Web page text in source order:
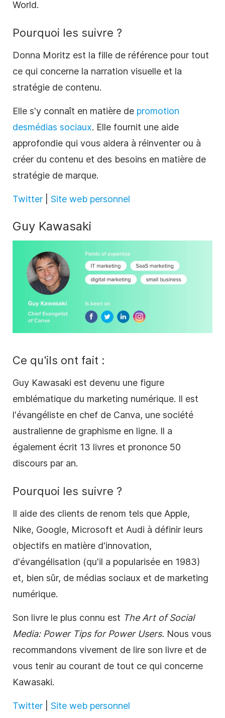
World.
Pourquoi les suivre ?
Donna Moritz est la fille de référence pour tout
ce qui concerne la narration visuelle et la
stratégie de contenu.
Elle s'y connaît en matière de promotion
desmédias sociaux. Elle fournit une aide
approfondie qui vous aidera à réinventer ou à
créer du contenu et des besoins en matière de
stratégie de marque.
Twitter Site web personnel
Guy Kawasaki
Ce qu'ils ont fait :
Guy Kawasaki est devenu une figure
emblématique du marketing numérique. Il est
l'évangéliste en chef de Canva, une société
australienne de graphisme en ligne. Il a
également écrit 13 livres et prononce 50
discours par an.
Pourquoi les suivre ?
Il aide des clients de renom tels que Apple,
Nike, Google, Microsoft et Audi à définir leurs
objectifs en matière d'innovation,
d'évangélisation (qu'il a popularisée en 1983)
et, bien sûr, de médias sociaux et de marketing
numérique.
Son livre le plus connu est The Art ofSocial
Media: Power Tips for Power Users. Nous vous
recommandons vivement de lire son livre et de
vous tenir au courant de tout ce qui concerne
Kawasaki.
Twitter Site web personnel